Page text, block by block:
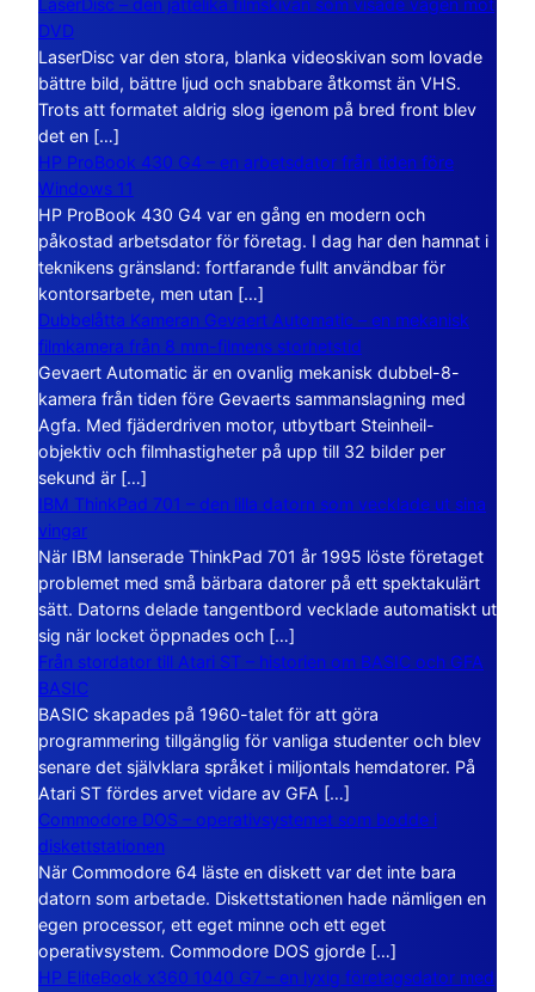
LaserDisc – den jättelika filmskivan som visade vägen mot
DVD
LaserDisc var den stora, blanka videoskivan som lovade
bättre bild, bättre ljud och snabbare åtkomst än VHS.
Trots att formatet aldrig slog igenom på bred front blev
det en […]
HP ProBook 430 G4 – en arbetsdator från tiden före
Windows 11
HP ProBook 430 G4 var en gång en modern och
påkostad arbetsdator för företag. I dag har den hamnat i
teknikens gränsland: fortfarande fullt användbar för
kontorsarbete, men utan […]
Dubbelåtta Kameran Gevaert Automatic – en mekanisk
filmkamera från 8 mm-filmens storhetstid
Gevaert Automatic är en ovanlig mekanisk dubbel-8-
kamera från tiden före Gevaerts sammanslagning med
Agfa. Med fjäderdriven motor, utbytbart Steinheil-
objektiv och filmhastigheter på upp till 32 bilder per
sekund är […]
IBM ThinkPad 701 – den lilla datorn som vecklade ut sina
vingar
När IBM lanserade ThinkPad 701 år 1995 löste företaget
problemet med små bärbara datorer på ett spektakulärt
sätt. Datorns delade tangentbord vecklade automatiskt ut
sig när locket öppnades och […]
Från stordator till Atari ST – historien om BASIC och GFA
BASIC
BASIC skapades på 1960-talet för att göra
programmering tillgänglig för vanliga studenter och blev
senare det självklara språket i miljontals hemdatorer. På
Atari ST fördes arvet vidare av GFA […]
Commodore DOS – operativsystemet som bodde i
diskettstationen
När Commodore 64 läste en diskett var det inte bara
datorn som arbetade. Diskettstationen hade nämligen en
egen processor, ett eget minne och ett eget
operativsystem. Commodore DOS gjorde […]
HP EliteBook x360 1040 G7 – en lyxig företagsdator med